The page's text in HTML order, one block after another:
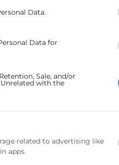
Data.
Data for
Sale, and/or
with the
related to advertising like
apps.
10 de